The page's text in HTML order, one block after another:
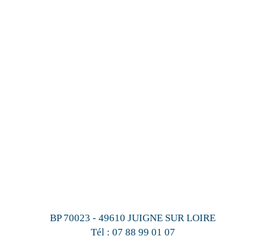
BP 70023 - 49610 JUIGNE SUR LOIRE
Tél : 07 88 99 01 07